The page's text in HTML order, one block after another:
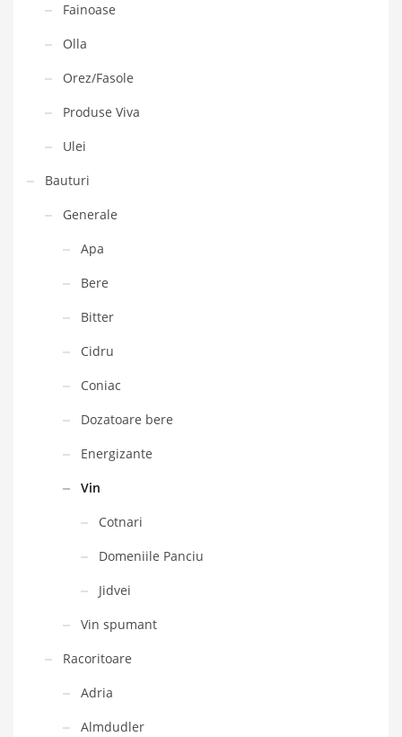
Fainoase
Olla
Orez/Fasole
Produse Viva
Ulei
Bauturi
Generale
Apa
Bere
Bitter
Cidru
Coniac
Dozatoare bere
Energizante
Vin
Cotnari
Domeniile Panciu
Jidvei
Vin spumant
Racoritoare
Adria
Almdudler